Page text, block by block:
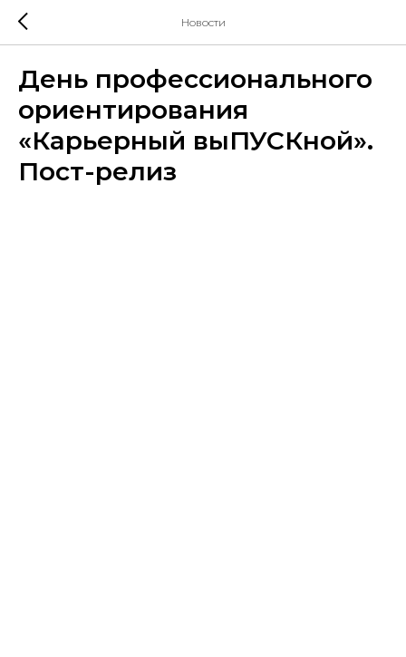
Новости
День профессионального
ориентирования
«Карьерный выПУСКной».
Пост-релиз